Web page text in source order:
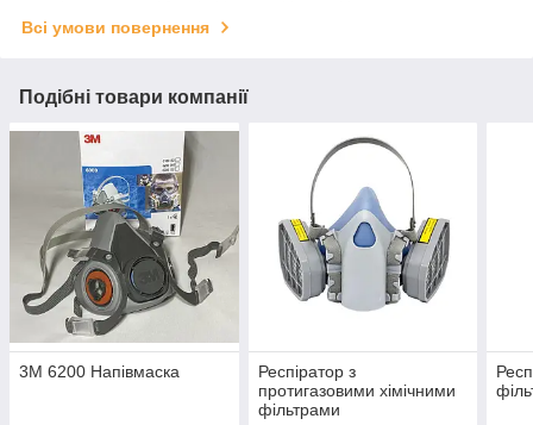
Всі умови повернення
Подібні товари компанії
3М 6200 Напівмаска
Респіратор з
протигазовими хімічними
фільтрами